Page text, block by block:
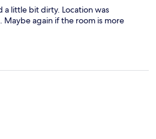
a little bit dirty. Location was
again if the room is more